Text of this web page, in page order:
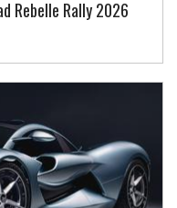
Rebelle Rally 2026